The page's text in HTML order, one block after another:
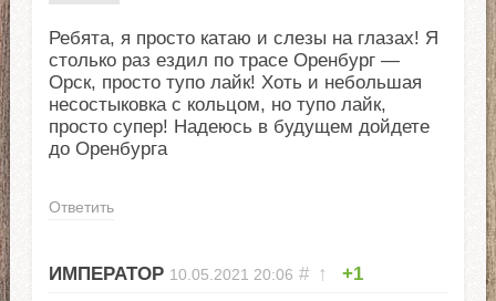
Ребята, я просто катаю и слезы на глазах! Я
столько раз ездил по трасе Оренбург —
Орск, просто тупо лайк! Хоть и небольшая
несостыковка с кольцом, но тупо лайк,
просто супер! Надеюсь в будущем дойдете
до Оренбурга
Ответить
ИМПЕРАТОР 10.05.2021 20:06 # ↑ +1